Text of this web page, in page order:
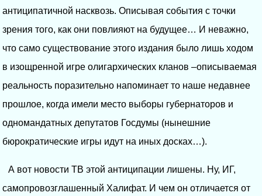
антиципатичной насквозь. Описывая события с точки
зрения того, как они повлияют на будущее… И неважно,
что само существование этого издания было лишь ходом
в изощренной игре олигархических кланов –описываемая
реальность поразительно напоминает то наше недавнее
прошлое, когда имели место выборы губернаторов и
одномандатных депутатов Госдумы (нынешние
бюрократические игры идут на иных досках…).
А вот новости ТВ этой антиципации лишены. Ну, ИГ,
самопровозглашенный Халифат. И чем он отличается от